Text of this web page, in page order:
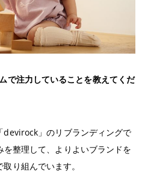
で注力していることを教えてくだ
devirock」のリブランディングで
整理して、よりよいブランドを
り組んでいます。